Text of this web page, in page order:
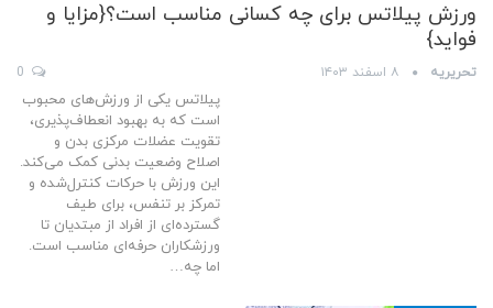
ورزش پیلاتس برای چه کسانی مناسب است؟{مزایا و
فواید}
تحریریه ۸ اسفند ۱۴۰۳
پیلاتس یکی از ورزش‌های محبوب
است که به بهبود انعطاف‌پذیری،
تقویت عضلات مرکزی بدن و
اصلاح وضعیت بدنی کمک می‌کند.
این ورزش با حرکات کنترل‌شده و
تمرکز بر تنفس، برای طیف
گسترده‌ای از افراد از مبتدیان تا
ورزشکاران حرفه‌ای مناسب است.
اما چه…